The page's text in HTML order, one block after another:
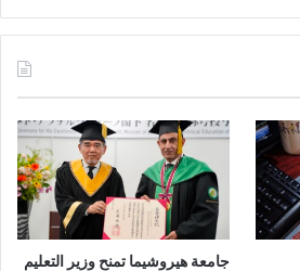
جامعة هيروشيما تمنح وزير التعليم